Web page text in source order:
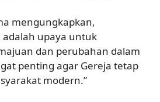
mengungkapkan,
adalah upaya untuk
dan perubahan dalam
penting agar Gereja tetap
modern.”